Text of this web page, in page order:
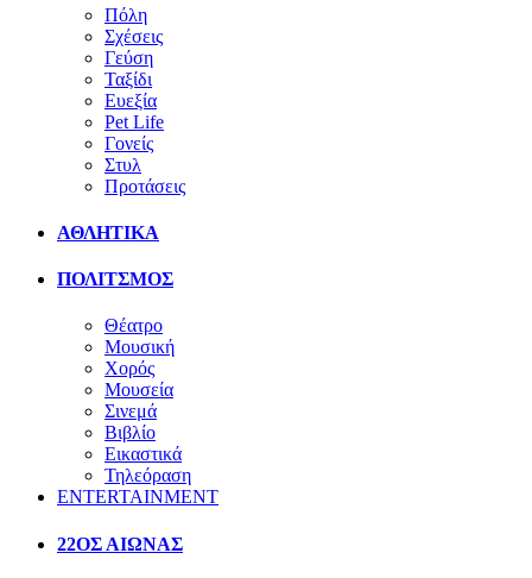
Πόλη
Σχέσεις
Γεύση
Ταξίδι
Ευεξία
Pet Life
Γονείς
Στυλ
Προτάσεις
ΑΘΛΗΤΙΚΑ
ΠΟΛΙΤΣΜΟΣ
Θέατρο
Μουσική
Χορός
Μουσεία
Σινεμά
Βιβλίο
Εικαστικά
Τηλεόραση
ENTERTAINMENT
22ΟΣ ΑΙΩΝΑΣ